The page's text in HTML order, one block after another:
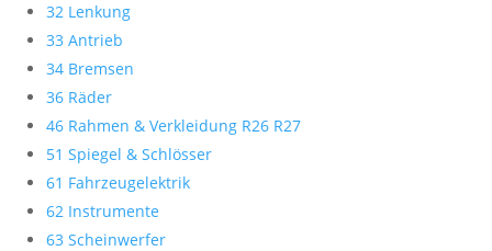
32 Lenkung
33 Antrieb
34 Bremsen
36 Räder
46 Rahmen & Verkleidung R26 R27
51 Spiegel & Schlösser
61 Fahrzeugelektrik
62 Instrumente
63 Scheinwerfer